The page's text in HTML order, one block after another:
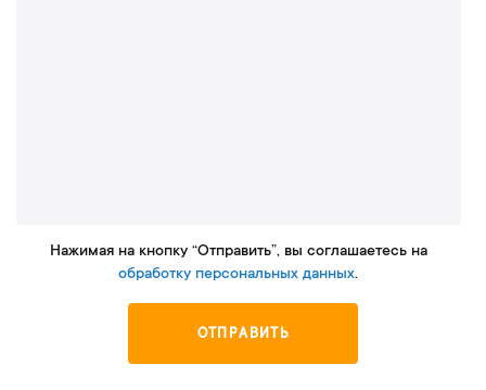
Нажимая на кнопку “Отправить”, вы соглашаетесь на
обработку персональных данных.
ОТПРАВИТЬ